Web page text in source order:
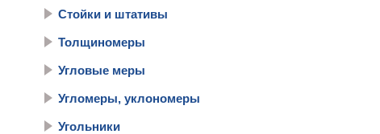
Стойки и штативы
Толщиномеры
Угловые меры
Угломеры, уклономеры
Угольники